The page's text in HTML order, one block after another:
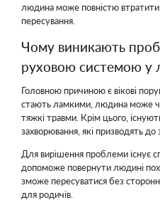
людина може повністю втратити
пересування.
Чому виникають
руховою системою у
Головною причиною є вікові
стають ламкими, людина може
тяжкі травми. Крім цього,
захворювання, які призводять
Для вирішення проблеми існує
допоможе повернути людині
зможе пересуватися без
для родичів.